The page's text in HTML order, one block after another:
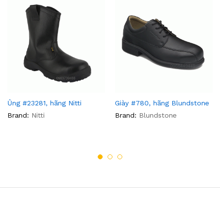
Ủng #23281, hãng Nitti
Brand: Nitti
Giày #780, hãng Blundstone
Brand: Blundstone